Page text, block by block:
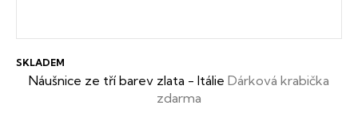
Náušnice ze tří barev zlata - Itálie Dárková krabička
zdarma
SKLADEM